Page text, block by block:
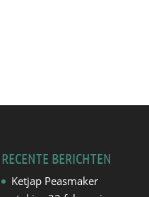
RECENTE BERICHTEN
Ketjap Peasmaker